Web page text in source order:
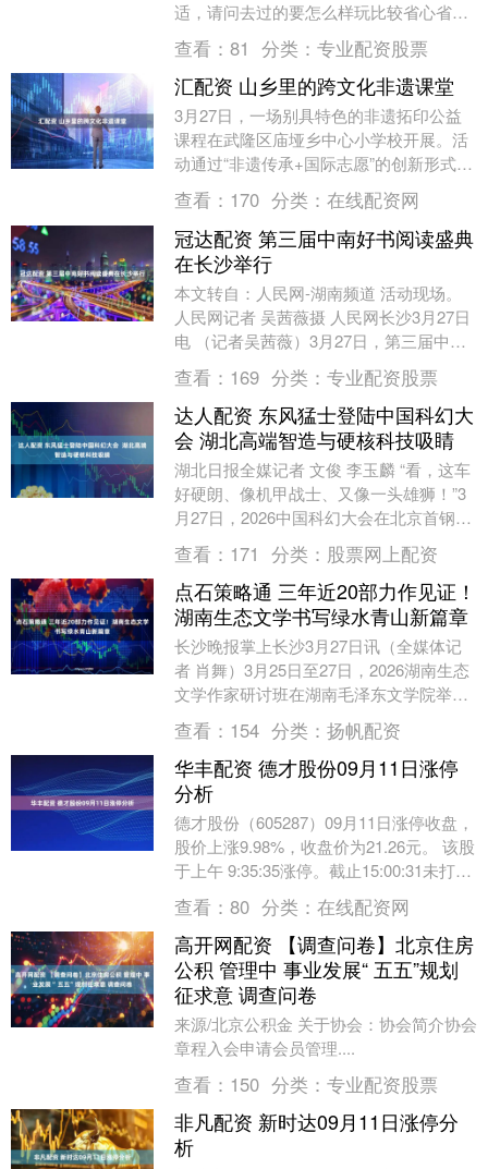
适，请问去过的要怎么样玩比较省心省钱
少走弯路？有哪些注意事项防止被坑？好
点的景点和路....
查看： 81 分类： 专业配资股票
汇配资 山乡里的跨文化非遗课堂
3月27日，一场别具特色的非遗拓印公益
课程在武隆区庙垭乡中心小学校开展。活
动通过“非遗传承+国际志愿”的创新形式，
将中华优秀传统文化与跨文化交流带入乡
村课堂，为....
查看： 170 分类： 在线配资网
冠达配资 第三届中南好书阅读盛典
在长沙举行
本文转自：人民网-湖南频道 活动现场。
人民网记者 吴茜薇摄 人民网长沙3月27日
电 （记者吴茜薇）3月27日，第三届中南
好书阅读盛典在2026岳麓书会暨长沙图
书....
查看： 169 分类： 专业配资股票
达人配资 东风猛士登陆中国科幻大
会 湖北高端智造与硬核科技吸睛
湖北日报全媒记者 文俊 李玉麟 “看，这车
好硬朗、像机甲战士、又像一头雄狮！”3
月27日，2026中国科幻大会在北京首钢国
际会展中心开幕，3辆东风猛士汽车以机
甲....
查看： 171 分类： 股票网上配资
点石策略通 三年近20部力作见证！
湖南生态文学书写绿水青山新篇章
长沙晚报掌上长沙3月27日讯（全媒体记
者 肖舞）3月25日至27日，2026湖南生态
文学作家研讨班在湖南毛泽东文学院举
行，同期举办生态文学座谈会。作为全国
首个省....
查看： 154 分类： 扬帆配资
华丰配资 德才股份09月11日涨停
分析
德才股份（605287）09月11日涨停收盘，
股价上涨9.98%，收盘价为21.26元。 该股
于上午 9:35:35涨停。截止15:00:31未打开
涨停，封住涨....
查看： 80 分类： 在线配资网
高开网配资 【调查问卷】北京住房
公积 管理中 事业发展“ 五五”规划
征求意 调查问卷
来源/北京公积金 关于协会：协会简介协会
章程入会申请会员管理....
查看： 150 分类： 专业配资股票
非凡配资 新时达09月11日涨停分
析